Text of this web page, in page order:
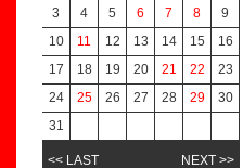
3
4 5 6 7 8
9
10
11 12 13 14 15
16
17
18 19 20 21 22
23
24
25 26 27 28 29
30
31
<< LAST NEXT >>